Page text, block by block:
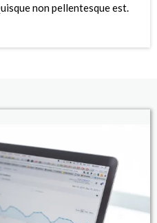
non pellentesque est.